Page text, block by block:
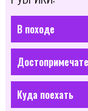
В походе
Куда поехать